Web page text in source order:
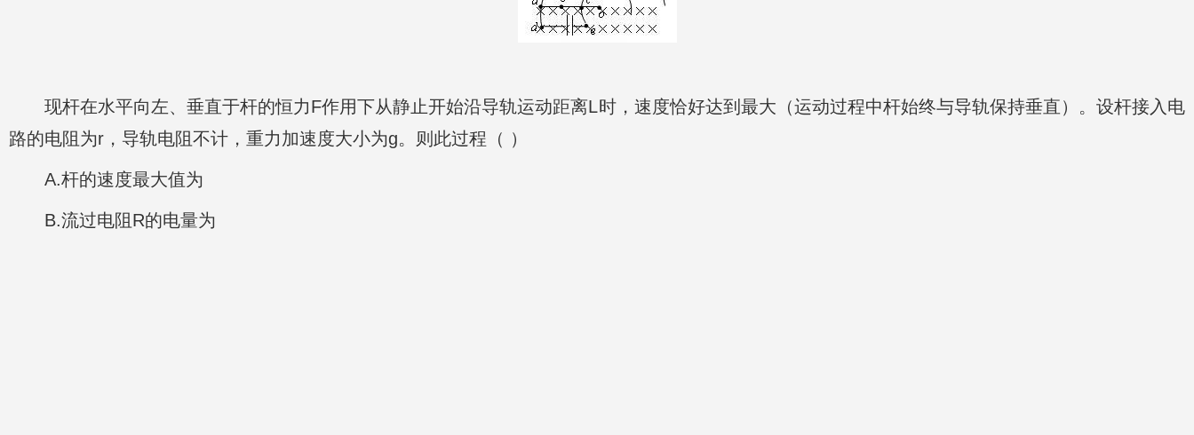
现杆在水平向左、垂直于杆的恒力F作用下从静止开始沿导轨运动距离L时，速度恰好达到最大（运动过程中杆始终与导轨保持垂直）。设杆接入电
路的电阻为r，导轨电阻不计，重力加速度大小为g。则此过程（ ）
A.杆的速度最大值为
B.流过电阻R的电量为